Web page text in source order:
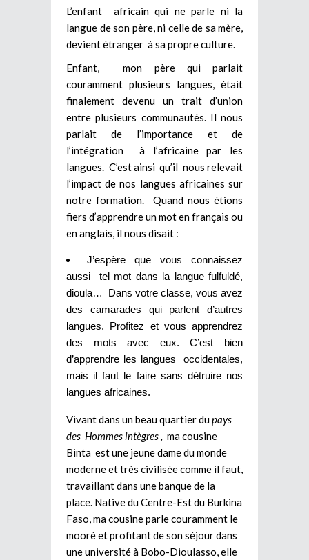
L’enfant africain qui ne parle ni la
langue de son père, ni celle de sa mère,
devient étranger à sa propre culture.
Enfant, mon père qui parlait
couramment plusieurs langues, était
finalement devenu un trait d’union
entre plusieurs communautés. Il nous
parlait de l’importance et de
l’intégration à l’africaine par les
langues. C’est ainsi qu’il nous relevait
l’impact de nos langues africaines sur
notre formation. Quand nous étions
fiers d’apprendre un mot en français ou
en anglais, il nous disait :
J’espère que vous connaissez
aussi tel mot dans la langue fulfuldé,
dioula… Dans votre classe, vous avez
des camarades qui parlent d’autres
langues. Profitez et vous apprendrez
des mots avec eux. C’est bien
d’apprendre les langues occidentales,
mais il faut le faire sans détruire nos
langues africaines.
Vivant dans un beau quartier dupays
des Hommes intègres ,
ma cousine
Binta est une jeune dame du monde
moderne et très civilisée comme il faut,
travaillant dans une banque de la
place. Native du Centre-Est du Burkina
Faso, ma cousine parle couramment le
mooré et profitant de son séjour dans
une université à Bobo-Dioulasso, elle